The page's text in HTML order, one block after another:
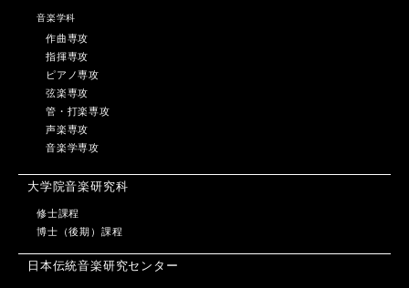
音楽学科
作曲専攻
指揮専攻
ピアノ専攻
弦楽専攻
管・打楽専攻
声楽専攻
音楽学専攻
大学院音楽研究科
修士課程
博士（後期）課程
日本伝統音楽研究センター